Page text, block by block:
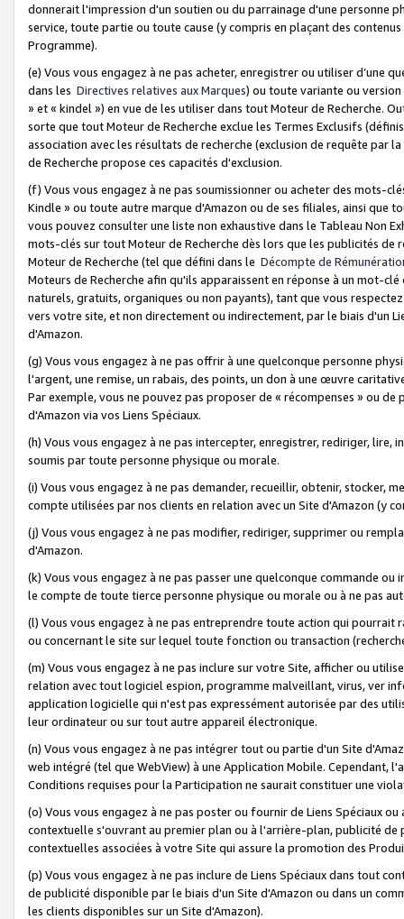
donnerait l'impression d'un soutien ou du parrainage d'une personne
service, toute partie ou toute cause (y compris en plaçant des
Programme).
(e) Vous vous engagez à ne pas acheter, enregistrer ou utiliser d’une
dans les Directives relatives aux Marques) ou toute variante ou
» et « kindel ») en vue de les utiliser dans tout Moteur de Recherche.
sorte que tout Moteur de Recherche exclue les Termes Exclusifs
association avec les résultats de recherche (exclusion de requête
de Recherche propose ces capacités d'exclusion.
(f) Vous vous engagez à ne pas soumissionner ou acheter des mots-
Kindle » ou toute autre marque d'Amazon ou de ses filiales, ainsi que
vous pouvez consulter une liste non exhaustive dans le Tableau Non
mots-clés sur tout Moteur de Recherche dès lors que les publicités de
Moteur de Recherche (tel que défini dans le Décompte de
Moteurs de Recherche afin qu'ils apparaissent en réponse à un mot-
naturels, gratuits, organiques ou non payants), tant que vous
vers votre site, et non directement ou indirectement, par le biais d'un
d'Amazon.
(g) Vous vous engagez à ne pas offrir à une quelconque personne
l'argent, une remise, un rabais, des points, un don à une œuvre
Par exemple, vous ne pouvez pas proposer de « récompenses » ou
d'Amazon via vos Liens Spéciaux.
(h) Vous vous engagez à ne pas intercepter, enregistrer, rediriger,
soumis par toute personne physique ou morale.
(i) Vous vous engagez à ne pas demander, recueillir, obtenir, stocker,
compte utilisées par nos clients en relation avec un Site d'Amazon (y
(j) Vous vous engagez à ne pas modifier, rediriger, supprimer ou
d'Amazon.
(k) Vous vous engagez à ne pas passer une quelconque commande
le compte de toute tierce personne physique ou morale ou à ne pas
(l) Vous vous engagez à ne pas entreprendre toute action qui
ou concernant le site sur lequel toute fonction ou transaction
(m) Vous vous engagez à ne pas inclure sur votre Site, afficher ou
relation avec tout logiciel espion, programme malveillant, virus, ver
application logicielle qui n'est pas expressément autorisée par des
leur ordinateur ou sur tout autre appareil électronique.
(n) Vous vous engagez à ne pas intégrer tout ou partie d'un Site
web intégré (tel que WebView) à une Application Mobile. Cependant,
Conditions requises pour la Participation ne saurait constituer une
(o) Vous vous engagez à ne pas poster ou fournir de Liens Spéciaux
contextuelle s'ouvrant au premier plan ou à l'arrière-plan, publicité
contextuelles associées à votre Site qui assure la promotion des
(p) Vous vous engagez à ne pas inclure de Liens Spéciaux dans tout
de publicité disponible par le biais d'un Site d'Amazon ou dans un
les clients disponibles sur un Site d'Amazon).